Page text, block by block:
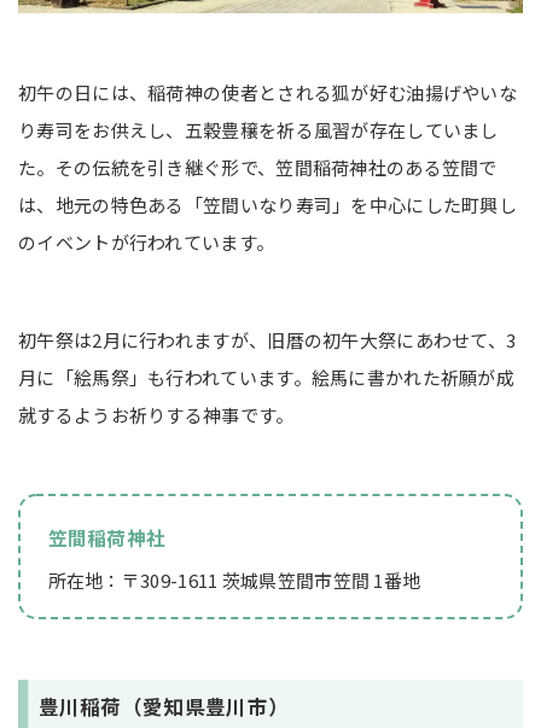
初午の日には、稲荷神の使者とされる狐が好む油揚げやいな
り寿司をお供えし、五穀豊穣を祈る風習が存在していまし
た。その伝統を引き継ぐ形で、笠間稲荷神社のある笠間で
は、地元の特色ある「笠間いなり寿司」を中心にした町興し
のイベントが行われています。
初午祭は2月に行われますが、旧暦の初午大祭にあわせて、3
月に「絵馬祭」も行われています。絵馬に書かれた祈願が成
就するようお祈りする神事です。
笠間稲荷神社
所在地：〒309-1611 茨城県笠間市笠間 1番地
豊川稲荷（愛知県豊川市）